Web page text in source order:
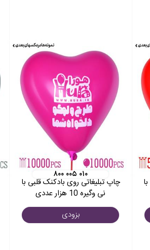
۸۰۰ ۰۰۵ ۰۱۰
چاپ تبلیغاتی روی بادکنک قلبی با
نی وگیره 10 هزار عددی
بزودی